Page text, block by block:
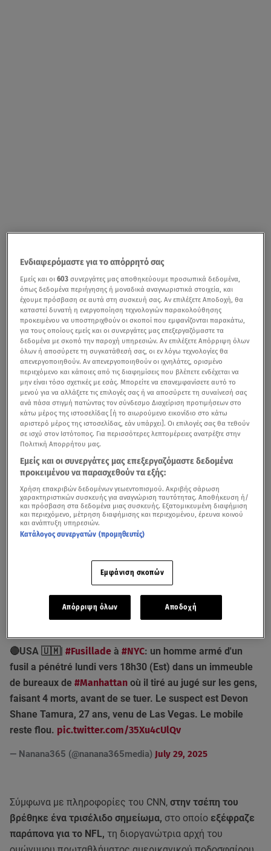
Νέα στοιχεία έρχονται στο φως σχετικά με το
που σημειώθηκε στηΝέα Υόρκη, ότανένοπλοςεισέβαλε
σκοτώνοντας τέσσερις ανθρώπους.
Νέα Υόρκη: Εργαζόμενοι έφραξαν με καναπέδες τις
Δράστης ήταν ο 27χρονος Σέιν Ντέβον Ταμούρα από το
Λας Βέγκας, ο οποίοςέχει καταγραφεί να μπαίνει στον
ουρανοξύστη, κρατώντας ένα μακρύκαννο τουφέκι.
🔴USA 🇺🇲| #Fusillade à #NYC: un homme armé d'un
fusil a pénétré lundi vers 18h30 (Est) dans un immeuble
de bureaux de #Manhattan où il tiré au jugé sur les gens,
faisant 4 morts, avant de se tuer. Le suspect est Devon
Shane Tamura, 27 ans, venu de Las Vegas. Le mobile
reste flou. pic.twitter.com/35Xu4cUlQv
— Nanana365 (@nanana365media) July 29, 2025
Σύμφωνα με πληροφορίες του CNN, στην τσέπη του
βρέθηκε ένα τρισέλιδο σημείωμα, στο οποίο εξέφραζε
παράπονα για το NFL, τη διοργανώτρια αρχή του
Ενδιαφερόμαστε για το απόρρητό σας
Εμείς και οι603 συνεργάτες μας αποθηκεύουμε προσωπικά δεδομένα,
όπως δεδομένα περιήγησης ή μοναδικά αναγνωριστικά στοιχεία, και
έχουμε πρόσβαση σε αυτά στη συσκευή σας. Αν επιλέξετε Αποδοχή, θα
καταστεί δυνατή η ενεργοποίηση τεχνολογιών παρακολούθησης
προκειμένου να υποστηριχθούν οι σκοποί που εμφανίζονται παρακάτω,
για τους οποίους εμείς και οι συνεργάτες μας επεξεργαζόμαστε τα
δεδομένα με σκοπό την παροχή υπηρεσιών. Αν επιλέξετε Απόρριψη όλων
όλων ή αποσύρετε τη συγκατάθεσή σας, οι εν λόγω τεχνολογίες θα
απενεργοποιηθούν. Αν απενεργοποιηθούν οι ιχνηλάτες, ορισμένο
περιεχόμενο και κάποιες από τις διαφημίσεις που βλέπετε ενδέχεται να
μην είναι τόσο σχετικές με εσάς. Μπορείτε να επανεμφανίσετε αυτό το
μενού για να αλλάξετε τις επιλογές σας ή να αποσύρετε τη συναίνεσή σας
ανά πάσα στιγμή πατώντας τον σύνδεσμο Διαχείριση προτιμήσεων στο
κάτω μέρος της ιστοσελίδας [ή το αιωρούμενο εικονίδιο στο κάτω
αριστερό μέρος της ιστοσελίδας, εάν υπάρχει]. Οι επιλογές σας θα τεθούν
σε ισχύ στον Ιστότοπος. Για περισσότερες λεπτομέρειες ανατρέξτε στην
Πολιτική Απορρήτου μας.
Εμείς και οι συνεργάτες μας επεξεργαζόμαστε δεδομένα
προκειμένου να παρασχεθούν τα εξής:
Χρήση επακριβών δεδομένων γεωεντοπισμού. Ακριβής σάρωση
χαρακτηριστικών συσκευής για αναγνώριση ταυτότητας. Αποθήκευση ή/
και πρόσβαση στα δεδομένα μιας συσκευής. Εξατομικευμένη διαφήμιση
και περιεχόμενο, μέτρηση διαφήμισης και περιεχομένου, έρευνα κοινού
και ανάπτυξη υπηρεσιών.
Κατάλογος συνεργατών (προμηθευτές)
Εμφάνιση σκοπών
Απόρριψη όλων Αποδοχή